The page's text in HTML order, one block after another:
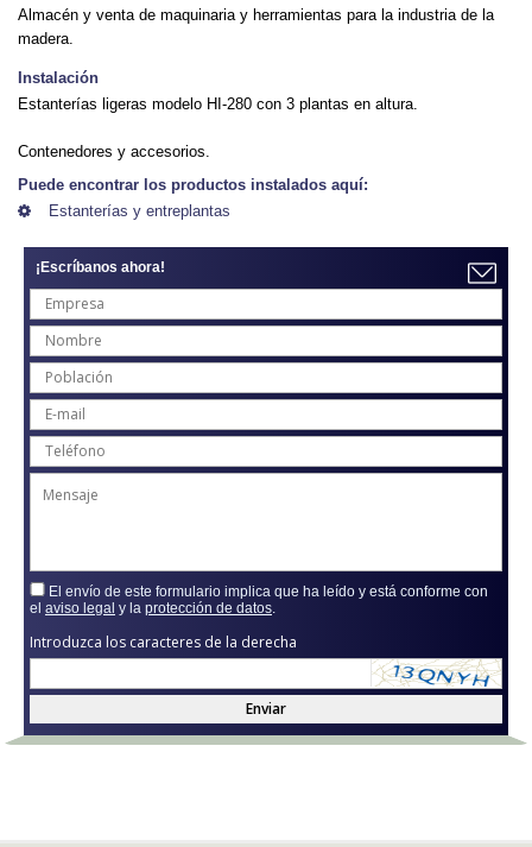
Almacén y venta de maquinaria y herramientas para la industria de la
madera.
Instalación
Estanterías ligeras modelo HI-280 con 3 plantas en altura.
Contenedores y accesorios.
Puede encontrar los productos instalados aquí:
Estanterías y entreplantas
¡Escríbanos ahora!
El envío de este formulario implica que ha leído y está conforme con
el aviso legal y la protección de datos
Introduzca los caracteres de la derecha
Enviar